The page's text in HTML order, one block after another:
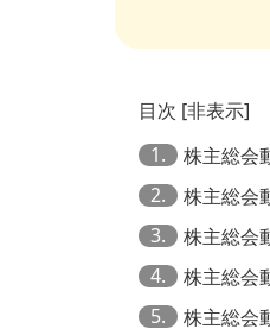
目次 [非表示]
1.
株主総会
2.
株主総会
3.
株主総会
4.
株主総会
5.
株主総会